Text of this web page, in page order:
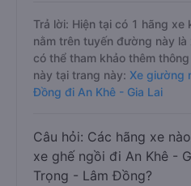
Trả lời: Hiện tại có 1 hãng
nằm trên tuyến đường này
có thể tham khảo thêm
này tại trang này: Xe giường
Đồng đi An Khê - Gia Lai
Câu hỏi: Các hãng xe
xe ghế ngồi đi An Khê -
Trọng - Lâm Đồng?